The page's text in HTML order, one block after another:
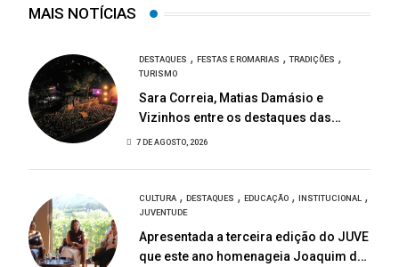
MAIS NOTÍCIAS
DESTAQUES , FESTAS E ROMARIAS ,TRADIÇÕES ,
TURISMO
Sara Correia, Matias Damásio e
Vizinhos entre os destaques das
Festas de São Bartolomeu
7 DE AGOSTO, 2026
CULTURA , DESTAQUES , EDUCAÇÃO , INSTITUCIONAL ,
JUVENTUDE
Apresentada a terceira edição do JUVE
que este ano homenageia Joaquim de